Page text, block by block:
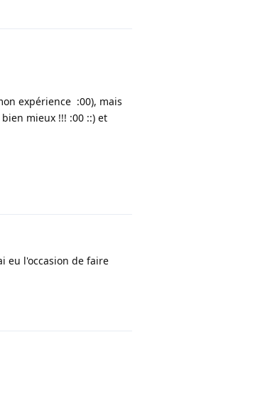
expérience :00), mais
mieux !!! :00 ::) et
eu l'occasion de faire